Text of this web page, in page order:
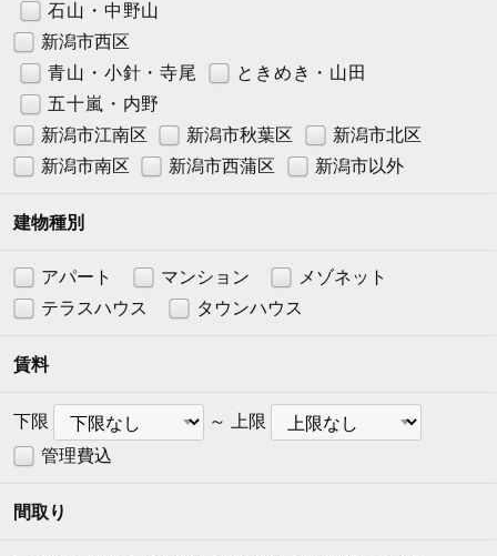
石山・中野山
新潟市西区
青山・小針・寺尾
ときめき・山田
五十嵐・内野
新潟市江南区
新潟市秋葉区
新潟市北区
新潟市南区
新潟市西蒲区 新潟市以外
建物種別
アパート マンション
メゾネット
テラスハウス
タウンハウス
賃料
賃
料
下
限
下限 ～
賃
上
上限
管理費込
間取り